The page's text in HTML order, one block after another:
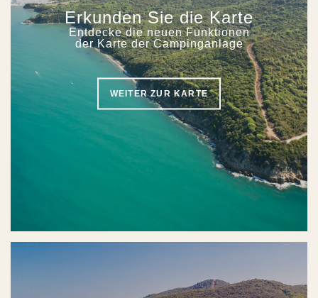
Erkunden Sie die Karte
Entdecke die neuen Funktionen
der Karte der Campinganlage
WEITER ZUR KARTE